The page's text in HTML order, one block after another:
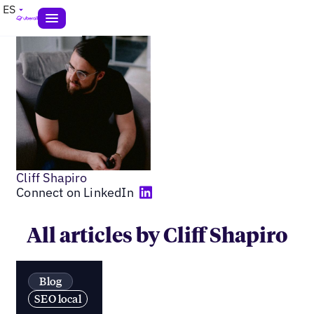
ES
Cliff Shapiro
Connect on LinkedIn
All articles by Cliff Shapiro
Blog
SEO local